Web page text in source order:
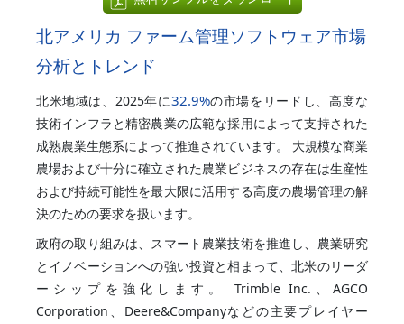
北アメリカ ファーム管理ソフトウェア市場
分析とトレンド
北米地域は、2025年に32.9%の市場をリードし、高度な
技術インフラと精密農業の広範な採用によって支持された
成熟農業生態系によって推進されています。 大規模な商業
農場および十分に確立された農業ビジネスの存在は生産性
および持続可能性を最大限に活用する高度の農場管理の解
決のための要求を扱います。
政府の取り組みは、スマート農業技術を推進し、農業研究
とイノベーションへの強い投資と相まって、北米のリーダ
ーシップを強化します。 Trimble Inc.、AGCO
Corporation、Deere&Companyなどの主要プレイヤー